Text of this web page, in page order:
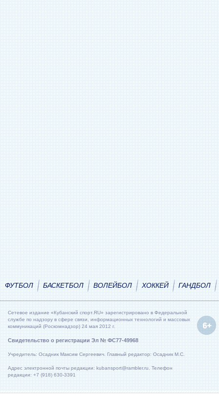
ФУТБОЛ БАСКЕТБОЛ ВОЛЕЙБОЛ ХОККЕЙ ГАНДБОЛ
Сетевое издание «Кубанский спорт.RU» зарегистрировано в Федеральной
службе по надзору в сфере связи, информационных технологий и массовых
коммуникаций (Роскомнадзор) 24 мая 2012 г.
Свидетельство о регистрации Эл № ФС77-49968
Учредитель: Осадник Максим Сергеевич. Главный редактор: Осадник М.С.
Адрес электронной почты редакции: kubansport@rambler.ru. Телефон
редакции: +7 (918) 630-3391